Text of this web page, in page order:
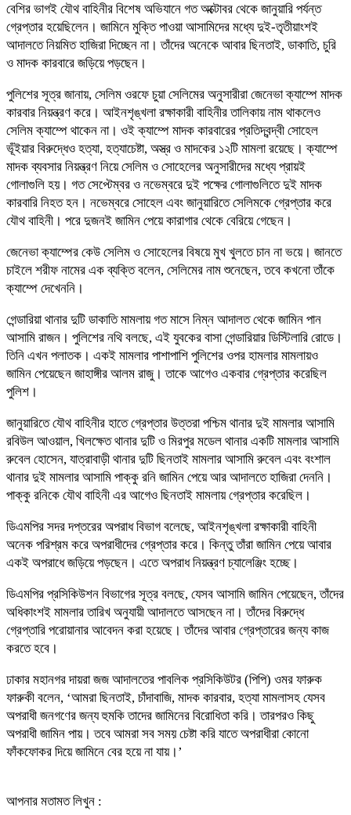
বেশির ভাগই যৌথ বাহিনীর বিশেষ অভিযানে গত অক্টোবর থেকে জানুয়ারি পর্যন্ত
গ্রেপ্তার হয়েছিলেন। জামিনে মুক্তি পাওয়া আসামিদের মধ্যে দুই-তৃতীয়াংশই
আদালতে নিয়মিত হাজিরা দিচ্ছেন না। তাঁদের অনেকে আবার ছিনতাই, ডাকাতি, চুরি
ও মাদক কারবারে জড়িয়ে পড়ছেন।
পুলিশের সূত্র জানায়, সেলিম ওরফে চুয়া সেলিমের অনুসারীরা জেনেভা ক্যাম্পে মাদক
কারবার নিয়ন্ত্রণ করে। আইনশৃঙ্খলা রক্ষাকারী বাহিনীর তালিকায় নাম থাকলেও
সেলিম ক্যাম্পে থাকেন না। ওই ক্যাম্পে মাদক কারবারের প্রতিদ্বন্দ্বী সোহেল
ভূঁইয়ার বিরুদ্ধেও হত্যা, হত্যাচেষ্টা, অস্ত্র ও মাদকের ১২টি মামলা রয়েছে। ক্যাম্পে
মাদক ব্যবসার নিয়ন্ত্রণ নিয়ে সেলিম ও সোহেলের অনুসারীদের মধ্যে প্রায়ই
গোলাগুলি হয়। গত সেপ্টেম্বর ও নভেম্বরে দুই পক্ষের গোলাগুলিতে দুই মাদক
কারবারি নিহত হন। নভেম্বরে সোহেল এবং জানুয়ারিতে সেলিমকে গ্রেপ্তার করে
যৌথ বাহিনী। পরে দুজনই জামিন পেয়ে কারাগার থেকে বেরিয়ে গেছেন।
জেনেভা ক্যাম্পের কেউ সেলিম ও সোহেলের বিষয়ে মুখ খুলতে চান না ভয়ে। জানতে
চাইলে শরীফ নামের এক ব্যক্তি বলেন, সেলিমের নাম শুনেছেন, তবে কখনো তাঁকে
ক্যাম্পে দেখেননি।
গেন্ডারিয়া থানার দুটি ডাকাতি মামলায় গত মাসে নিম্ন আদালত থেকে জামিন পান
আসামি রাজন। পুলিশের নথি বলছে, এই যুবকের বাসা গেন্ডারিয়ার ডিস্টিলারি রোডে।
তিনি এখন পলাতক। একই মামলার পাশাপাশি পুলিশের ওপর হামলার মামলায়ও
জামিন পেয়েছেন জাহাঙ্গীর আলম রাজু। তাকে আগেও একবার গ্রেপ্তার করেছিল
পুলিশ।
জানুয়ারিতে যৌথ বাহিনীর হাতে গ্রেপ্তার উত্তরা পশ্চিম থানার দুই মামলার আসামি
রবিউল আওয়াল, খিলক্ষেত থানার দুটি ও মিরপুর মডেল থানার একটি মামলার আসামি
রুবেল হোসেন, যাত্রাবাড়ী থানার দুটি ছিনতাই মামলার আসামি রুবেল এবং বংশাল
থানার দুই মামলার আসামি পাক্কু রনি জামিন পেয়ে আর আদালতে হাজিরা দেননি।
পাক্কু রনিকে যৌথ বাহিনী এর আগেও ছিনতাই মামলায় গ্রেপ্তার করেছিল।
ডিএমপির সদর দপ্তরের অপরাধ বিভাগ বলেছে, আইনশৃঙ্খলা রক্ষাকারী বাহিনী
অনেক পরিশ্রম করে অপরাধীদের গ্রেপ্তার করে। কিন্তু তাঁরা জামিন পেয়ে আবার
একই অপরাধে জড়িয়ে পড়ছেন। এতে অপরাধ নিয়ন্ত্রণ চ্যালেঞ্জিং হচ্ছে।
ডিএমপির প্রসিকিউশন বিভাগের সূত্র বলছে, যেসব আসামি জামিন পেয়েছেন, তাঁদের
অধিকাংশই মামলার তারিখ অনুযায়ী আদালতে আসছেন না। তাঁদের বিরুদ্ধে
গ্রেপ্তারি পরোয়ানার আবেদন করা হয়েছে। তাঁদের আবার গ্রেপ্তারের জন্য কাজ
করতে হবে।
ঢাকার মহানগর দায়রা জজ আদালতের পাবলিক প্রসিকিউটর (পিপি) ওমর ফারুক
ফারুকী বলেন, ‘আমরা ছিনতাই, চাঁদাবাজি, মাদক কারবার, হত্যা মামলাসহ যেসব
অপরাধী জনগণের জন্য হুমকি তাদের জামিনের বিরোধিতা করি। তারপরও কিছু
অপরাধী জামিন পায়। তবে আমরা সব সময় চেষ্টা করি যাতে অপরাধীরা কোনো
ফাঁকফোকর দিয়ে জামিনে বের হয়ে না যায়।’
আপনার মতামত লিখুন :